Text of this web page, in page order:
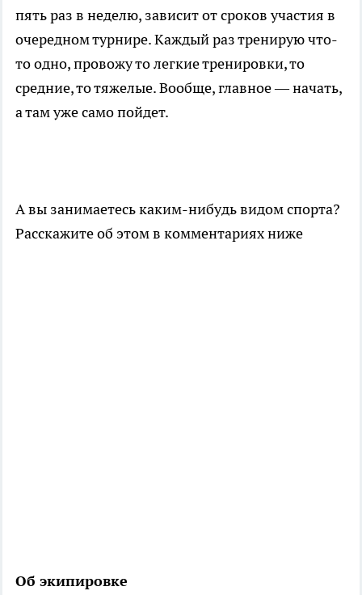
пять раз в неделю, зависит от сроков участия в
очередном турнире. Каждый раз тренирую что-
то одно, провожу то легкие тренировки, то
средние, то тяжелые. Вообще, главное — начать,
а там уже само пойдет.
А вы занимаетесь каким-нибудь видом спорта?
Расскажите об этом в комментариях ниже
Об экипировке